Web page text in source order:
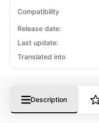
Compatibility
Release date:
Last update:
Translated into
Description